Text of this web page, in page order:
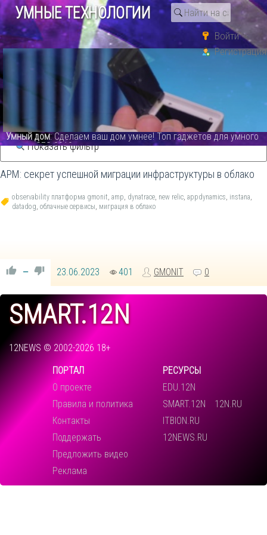
УМНЫЕ ТЕХНОЛОГИИ
Войти
Регистрация
Умный дом: Сделаем ваш дом умнее! Топ гаджетов для умного
дома с CES 2019 - видео
Поиск по тегу «dynatrace»
Показать фильтр
APM: секрет успешной миграции инфраструктуры в облако
observability платформа gmonit, amp, dynatrace, new relic, appdynamics, instana,
datadog, облачные сервисы, миграция в облако
— 23.06.2023 401 GMONIT 0
SMART.12N
12NEWS © 2002-2026 18+
ПОРТАЛ
О проекте
Правила и политика
Контакты
Поддержать
Предложить видео
Реклама
РЕСУРСЫ
EDU.12N
SMART.12N
12N.RU
ITBION.RU
12NEWS.RU